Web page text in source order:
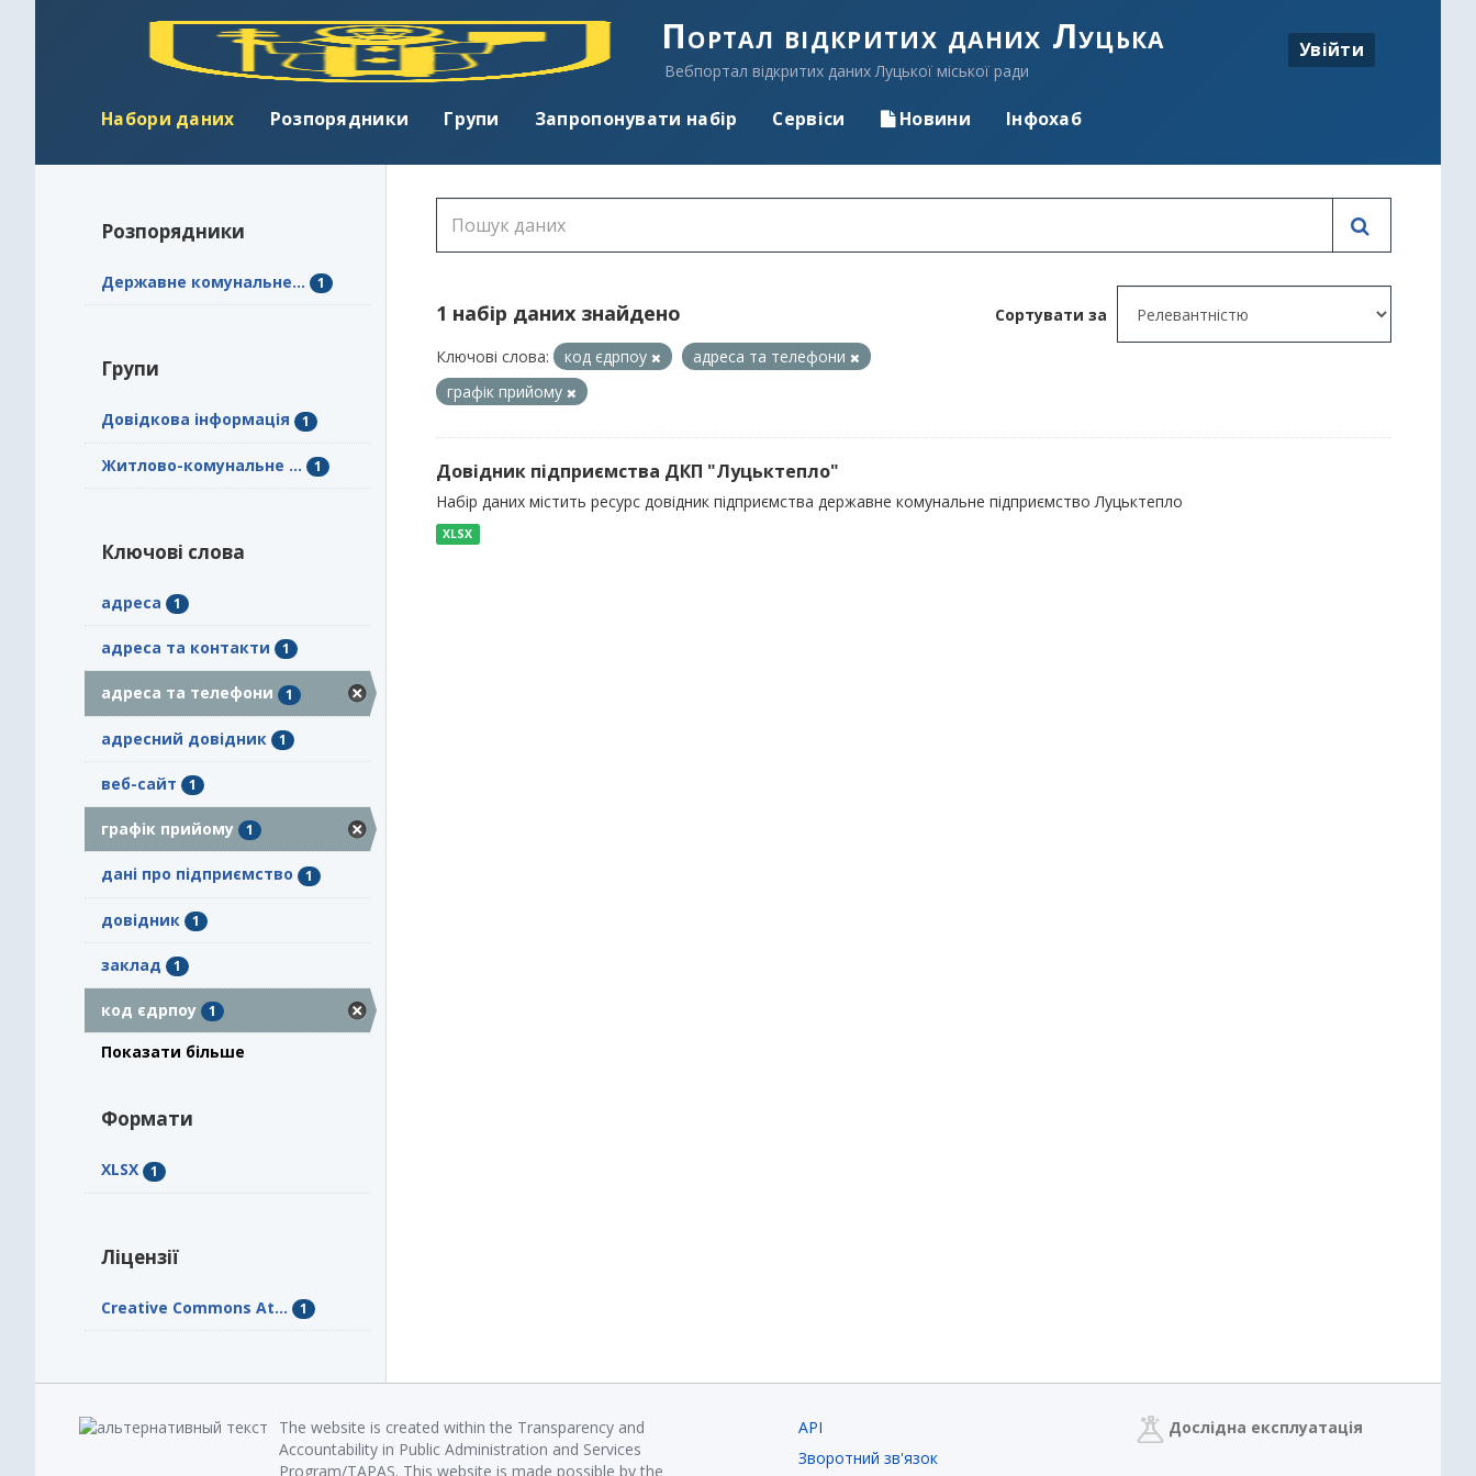
Портал відкритих даних Луцька
Вебпортал відкритих даних Луцької міської ради
Увійти
Набори даних Розпорядники Групи Запропонувати набір Сервіси Новини Інфохаб
Розпорядники
Державне комунальне... 1
Групи
Довідкова інформація 1
Житлово-комунальне ... 1
Ключові слова
адреса 1
адреса та контакти 1
адреса та телефони 1
адресний довідник 1
веб-сайт 1
графік прийому 1
дані про підприємство 1
довідник 1
заклад 1
код єдрпоу 1
Показати більше
Формати
XLSX 1
Ліцензії
Creative Commons At... 1
Сортувати за
1 набір даних знайдено
Ключові слова: код єдрпоу
адреса та телефони
графік прийому
Довідник підприємства ДКП "Луцьктепло"
Набір даних містить ресурс довідник підприємства державне комунальне підприємство Луцьктепло
XLSX
The website is created within the Transparency and
Accountability in Public Administration and Services
Program/TAPAS. This website is made possible by the
API
Зворотний зв'язок
Дослідна експлуатація